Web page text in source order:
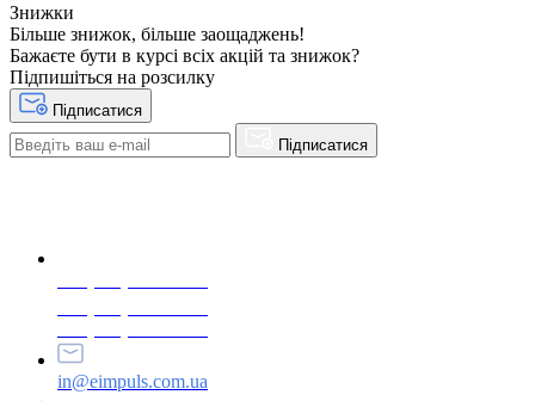
Знижки
Більше знижок, більше заощаджень!
Бажаєте бути в курсі всіх акцій та знижок?
Підпишіться на розсилку
Підписатися
Підписатися
in@eimpuls.com.ua